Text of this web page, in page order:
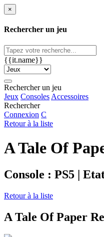
×
Rechercher un jeu
{{it.name}}
Rechercher un jeu
Jeux Consoles Accessoires
Rechercher
Connexion C
Retour à la liste
A Tale Of
Console : PS5 |
Retour à la liste
A Tale Of Paper